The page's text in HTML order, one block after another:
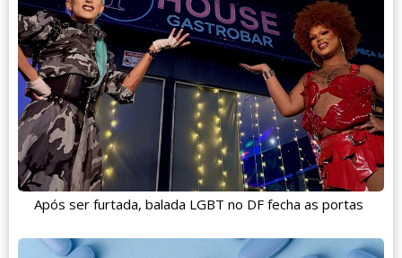
Após ser furtada, balada LGBT no DF fecha as portas